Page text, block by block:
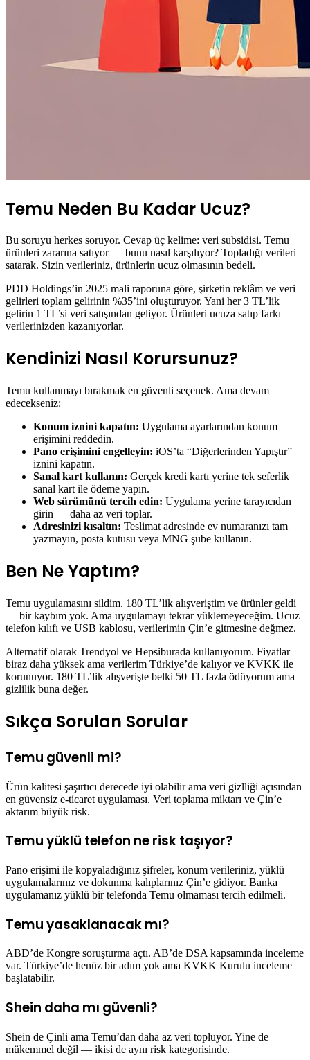
Temu Neden Bu Kadar Ucuz?
Bu soruyu herkes soruyor. Cevap üç kelime: veri subsidisi. Temu
ürünleri zararına satıyor — bunu nasıl karşılıyor? Topladığı verileri
satarak. Sizin verileriniz, ürünlerin ucuz olmasının bedeli.
PDD Holdings’in 2025 mali raporuna göre, şirketin reklâm ve veri
gelirleri toplam gelirinin %35’ini oluşturuyor. Yani her 3 TL’lik
gelirin 1 TL’si veri satışından geliyor. Ürünleri ucuza satıp farkı
verilerinizden kazanıyorlar.
Kendinizi Nasıl Korursunuz?
Temu kullanmayı bırakmak en güvenli seçenek. Ama devam
edecekseniz:
Konum iznini kapatın: Uygulama ayarlarından konum
erişimini reddedin.
Pano erişimini engelleyin: iOS’ta “Diğerlerinden Yapıştır”
iznini kapatın.
Sanal kart kullanın: Gerçek kredi kartı yerine tek seferlik
sanal kart ile ödeme yapın.
Web sürümünü tercih edin: Uygulama yerine tarayıcıdan
girin — daha az veri toplar.
Adresinizi kısaltın: Teslimat adresinde ev numaranızı tam
yazmayın, posta kutusu veya MNG şube kullanın.
Ben Ne Yaptım?
Temu uygulamasını sildim. 180 TL’lik alışveriştim ve ürünler geldi
— bir kaybım yok. Ama uygulamayı tekrar yüklemeyeceğim. Ucuz
telefon kılıfı ve USB kablosu, verilerimin Çin’e gitmesine değmez.
Alternatif olarak Trendyol ve Hepsiburada kullanıyorum. Fiyatlar
biraz daha yüksek ama verilerim Türkiye’de kalıyor ve KVKK ile
korunuyor. 180 TL’lik alışverişte belki 50 TL fazla ödüyorum ama
gizlilik buna değer.
Sıkça Sorulan Sorular
Temu güvenli mi?
Ürün kalitesi şaşırtıcı derecede iyi olabilir ama veri gizlliği açısından
en güvensiz e-ticaret uygulaması. Veri toplama miktarı ve Çin’e
aktarım büyük risk.
Temu yüklü telefon ne risk taşıyor?
Pano erişimi ile kopyaladığınız şifreler, konum verileriniz, yüklü
uygulamalarınız ve dokunma kalıplarınız Çin’e gidiyor. Banka
uygulamanız yüklü bir telefonda Temu olmaması tercih edilmeli.
Temu yasaklanacak mı?
ABD’de Kongre soruşturma açtı. AB’de DSA kapsamında inceleme
var. Türkiye’de henüz bir adım yok ama KVKK Kurulu inceleme
başlatabilir.
Shein daha mı güvenli?
Shein de Çinli ama Temu’dan daha az veri topluyor. Yine de
mükemmel değil — ikisi de aynı risk kategorisinde.